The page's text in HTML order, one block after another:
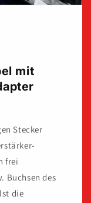
mit
Stecker
frei
Buchsen des
die